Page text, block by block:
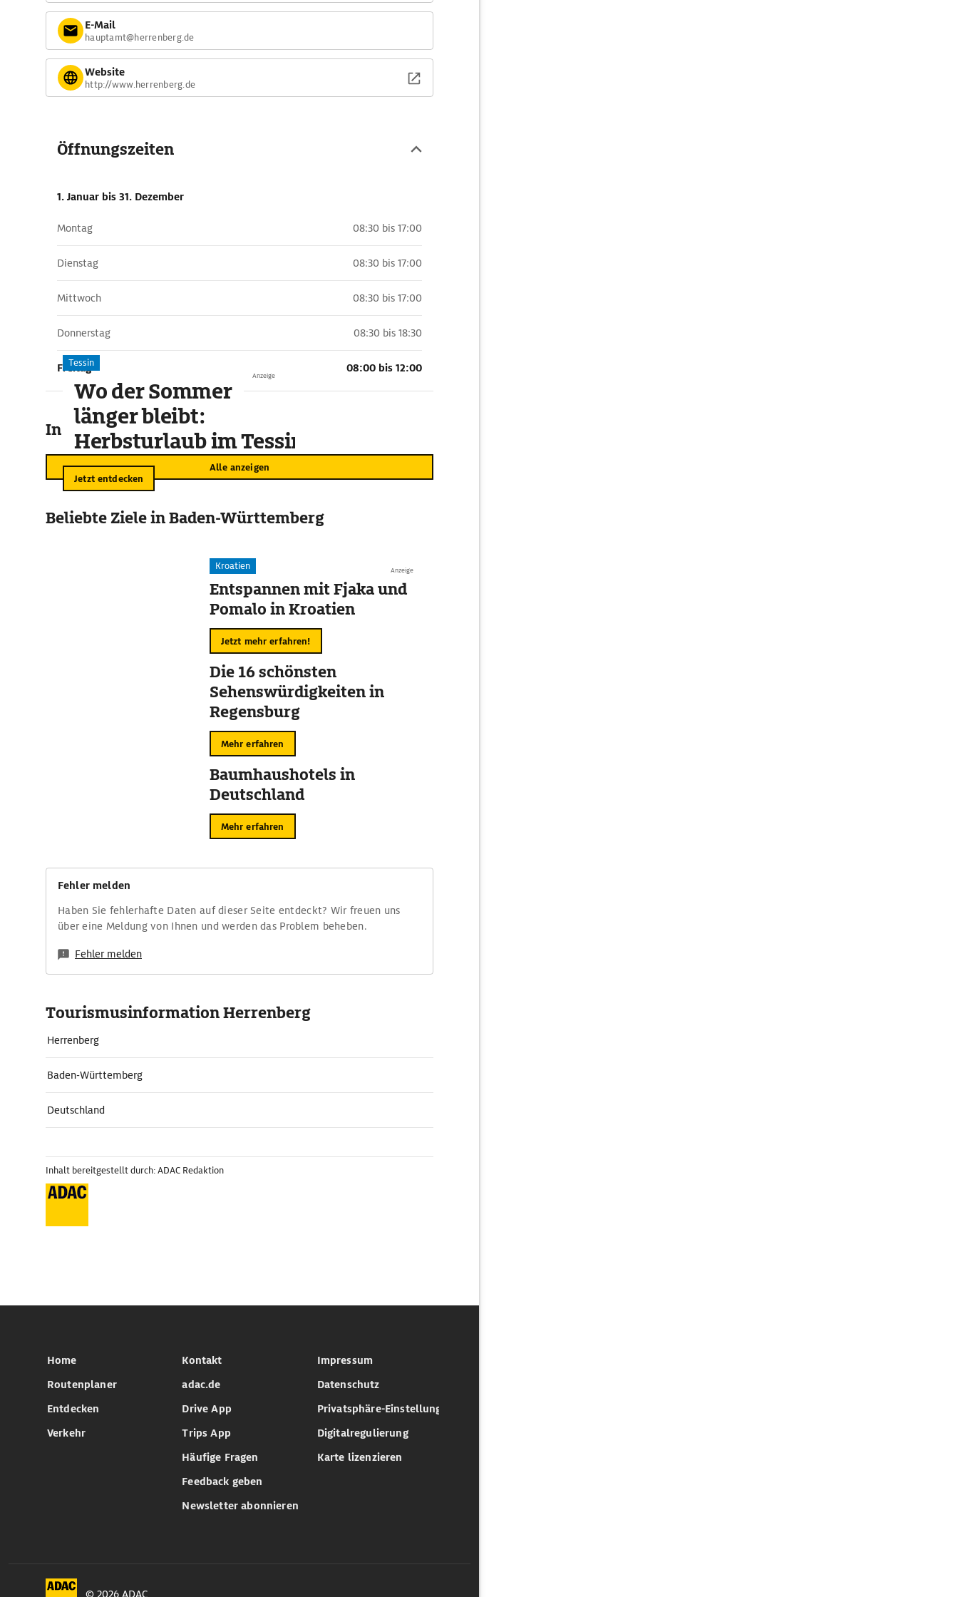
E-Mail
hauptamt@herrenberg.de
Website
http://www.herrenberg.de
Öffnungszeiten
1. Januar bis 31. Dezember
Montag 08:30 bis 17:00
Dienstag 08:30 bis 17:00
Mittwoch 08:30 bis 17:00
Donnerstag 08:30 bis 18:30
Freitag 08:00 bis 12:00
In der Umgebung
Alle anzeigen
Anzeige
Tessin
Wo der Sommer
länger bleibt:
Herbsturlaub im Tessin
Jetzt entdecken
Beliebte Ziele in Baden-Württemberg
Anzeige
Kroatien
Entspannen mit Fjaka und
Pomalo in Kroatien
Jetzt mehr erfahren!
Die 16 schönsten
Sehenswürdigkeiten in
Regensburg
Mehr erfahren
Baumhaushotels in
Deutschland
Mehr erfahren
Fehler melden
Haben Sie fehlerhafte Daten auf dieser Seite entdeckt? Wir freuen uns
über eine Meldung von Ihnen und werden das Problem beheben.
Fehler melden
Tourismusinformation Herrenberg
Herrenberg
Baden-Württemberg
Deutschland
Inhalt bereitgestellt durch: ADAC Redaktion
Home
Routenplaner
Entdecken
Verkehr
Kontakt
adac.de
Drive App
Trips App
Häufige Fragen
Feedback geben
Newsletter abonnieren
Impressum
Datenschutz
Privatsphäre-Einstellungen
Digitalregulierung
Karte lizenzieren
© 2026 ADAC